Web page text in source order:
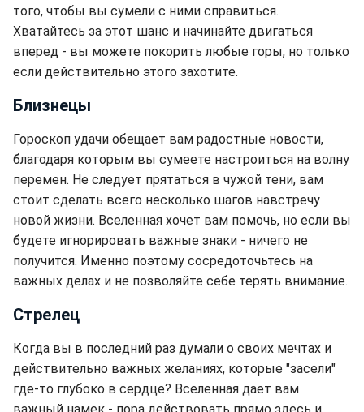
того, чтобы вы сумели с ними справиться.
Хватайтесь за этот шанс и начинайте двигаться
вперед - вы можете покорить любые горы, но только
если действительно этого захотите.
Близнецы
Гороскоп удачи обещает вам радостные новости,
благодаря которым вы сумеете настроиться на волну
перемен. Не следует прятаться в чужой тени, вам
стоит сделать всего несколько шагов навстречу
новой жизни. Вселенная хочет вам помочь, но если вы
будете игнорировать важные знаки - ничего не
получится. Именно поэтому сосредоточьтесь на
важных делах и не позволяйте себе терять внимание.
Стрелец
Когда вы в последний раз думали о своих мечтах и
действительно важных желаниях, которые "засели"
где-то глубоко в сердце? Вселенная дает вам